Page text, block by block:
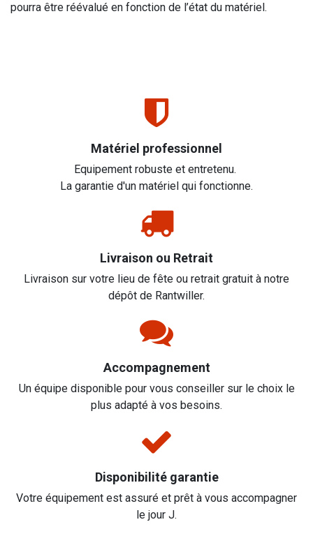
pourra être réévalué en fonction de l’état du matériel.
Matériel professionnel
Equipement robuste et entretenu.
La garantie d'un matériel qui fonctionne.
Livraison ou Retrait
Livraison sur votre lieu de fête ou retrait gratuit à notre
dépôt de Rantwiller.
Accompagnement
Un équipe disponible pour vous conseiller sur le choix le
plus adapté à vos besoins.
Disponibilité garantie
Votre équipement est assuré et prêt à vous accompagner
le jour J.